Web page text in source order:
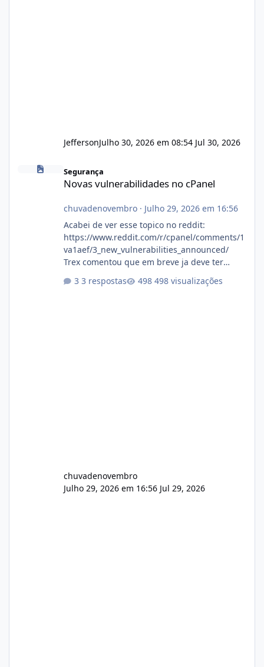
JeffersonJulho 30, 2026 em 08:54 Jul 30, 2026
Novas vulnerabilidades no cPanel
Segurança
Novas vulnerabilidades no cPanel
chuvadenovembro· Julho 29, 2026 em 16:56
Acabei de ver esse topico no reddit:
https://www.reddit.com/r/cpanel/comments/1
va1aef/3_new_vulnerabilities_announced/
Trex comentou que em breve ja deve ter
3 respostas 498 visualizações
chuvadenovembro
Julho 29, 2026 em 16:56 Jul 29, 2026